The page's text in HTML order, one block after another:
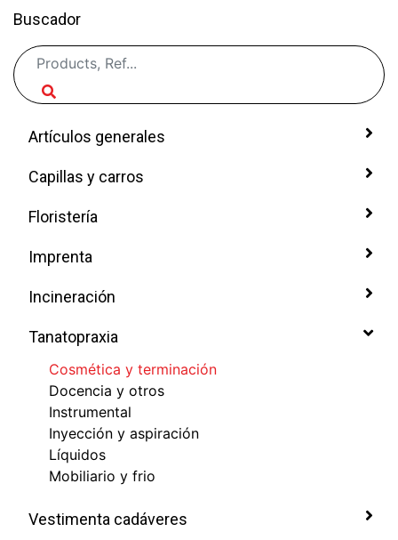
Buscador
Artículos generales
Capillas y carros
Floristería
Imprenta
Incineración
Tanatopraxia
Cosmética y terminación
Docencia y otros
Instrumental
Inyección y aspiración
Líquidos
Mobiliario y frio
Vestimenta cadáveres